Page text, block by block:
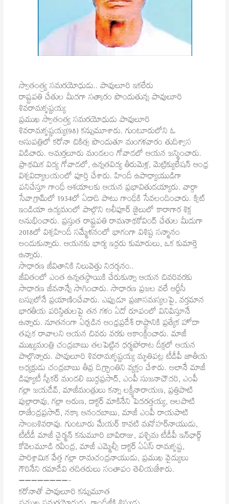
స్వాతంత్య్ర సమరయోధుడు.. పావులూరి ఇకలేరు
రాష్ట్రపతి చేతుల మీదగా సత్కారం పొందుతున్న పావులూరి
శివరామకృష్ణయ్య
ప్రముఖ స్వాతంత్య్ర సమరయోధుడు పావులూరి
శివరామకృష్ణయ్య(98) కన్నుమూశారు. గుంటూరులోని ఓ
ఆసుపత్రిలో కరోనా చికిత్స పొందుతూ మంగళవారం తుదిశ్వాస
విడిచారు. అమర్తలూరు మండలం గోవాడలో ఆయన జన్మించారు.
ప్రాథమిక విద్య గోవాడలో, ఉన్నతవిద్య తీరుమెళ్ల, మెట్రిక్యులేషన్‌ ఆంధ్ర
విశ్వవిద్యాలయంలో పూర్తి చేశారు. హిందీ ఉపాధ్యాయుడిగా
పనిచేస్తూ గాంధీ ఆశయాలకు ఆయన ప్రభావితుడయ్యారు. వార్దా
సేవాగ్రామ్‌లో 1934లో ఏడాది పాటు గాంధీకి సేవలందించారు. క్విట్‌
ఇండియా ఉద్యమంలో పాల్గొని అలీపూర్‌ జైలులో కారాగార శిక్ష
అనుభించారు. ప్రస్తుత రాష్ట్రపతి రామనాథకోవింద్‌ చేతుల మీదుగా
2018లో విశ్వహిందీ సమ్మేళనంలో భాగంగా విశిష్ట సన్మానం
అందుకున్నారు. ఆయనకు భార్య ఇద్దరు కుమారులు, ఒక కుమార్తె
ఉన్నారు.
సాధారణ జీవితానికి నిలువెత్తు నిదర్శనం..
జీవితంలో ఎంత ఉన్నతస్థాయికి చేరుకున్నా ఆయన చివరివరకు
సాధారణ జీవనాన్నే సాగించారు. సాధారణ ప్రజల వలే ఆర్టీసీ
బస్సులోనే ప్రయాణించేవారు. ఎప్పుడూ ప్రజాసమస్యలపై, వర్తమాన
భారతీయ పరిస్థితులపై తన గళం ఏదో రూపంలో వినిపిస్తూనే
ఉన్నారు. నూతనంగా ఏర్పడిన ఆంధ్రప్రదేశ్‌ రాష్ట్రానికి ప్రత్యేక హోదా
తప్పక రావాలని ఆయన చివరు వరకు ఆకాంక్షించారు. మాజీ
ముఖ్యమంత్రి చంద్రబాబు తలపెట్టిన ధర్మపోరాట దీక్షలో ఆయన
పాల్గొన్నారు. పావులూరి శివరామకృష్ణయ్య మృతిపట్ల టీడీపీ జాతీయ
అధ్యక్షుడు చంద్రబాబు తీవ్ర దిగ్ర్భాంతిని వ్యక్తం చేశారు. అలానే మాజీ
డిప్యూటీ స్పీకర్‌ మండలి బుద్ధప్రసాద్‌, ఎంపీ సుజనాచౌదరి, ఎంపీ
గల్లా జయదేవ్‌, మాజీమంత్రులు కన్నా లక్ష్మీనారాయణ, ప్రత్తిపాటి
పుల్లారావు, గల్లా అరుణ, డాక్టర్‌ మాకినేని పెదరత్తయ్య, ఆలపాటి
రాజేంద్రప్రసాద్‌, నక్కా ఆనందబాబు, మాజీ ఎంపీ రాయపాటి
సాంబశివరావు. గుంటూరు మేయర్‌ కావటి మనోహర్‌నాయుడు,
టీటీడీ మాజీ చైర్మన్‌ కనుమూరి బాపిరాజు, పశ్చిమ టీడీపీ ఇన్‌ఛార్జ్‌
కోవెలమూడి రవీంద్ర, మాజీ ఎమ్మెల్సీ డాక్టర్‌ ఏఏస్‌ రామకృష్ణ,
పారిశ్రామిక వేత్త గల్లా రామచంద్రనాయుడు, ప్రముఖ వైద్యులు
గౌరినేని రమాదేవి తదితరులు సంతాపం తెలియజేశారు.
————————-
కరోనాతో పావులూరి కన్నుమూత